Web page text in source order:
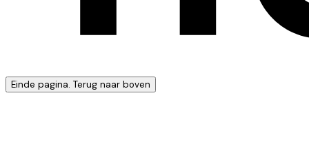
Einde pagina. Terug naar boven